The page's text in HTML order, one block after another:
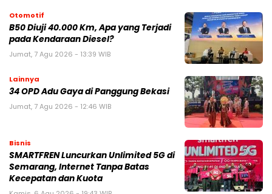
Otomotif
B50 Diuji 40.000 Km, Apa yang Terjadi
pada Kendaraan Diesel?
Jumat, 7 Agu 2026 - 13:39 WIB
Lainnya
34 OPD Adu Gaya di Panggung Bekasi
Jumat, 7 Agu 2026 - 12:46 WIB
Bisnis
SMARTFREN Luncurkan Unlimited 5G di
Semarang, Internet Tanpa Batas
Kecepatan dan Kuota